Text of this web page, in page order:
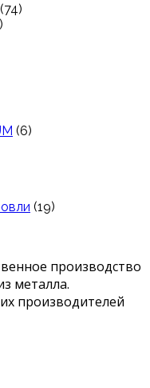
(74)
(6)
(19)
производство
металла.
производителей